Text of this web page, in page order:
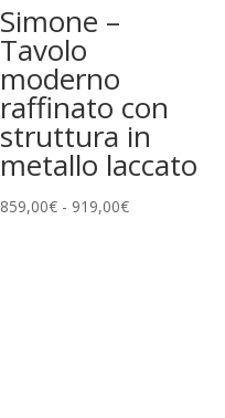
Simone –
Tavolo
moderno
raffinato con
struttura in
metallo laccato
859,00€ - 919,00€Fascia